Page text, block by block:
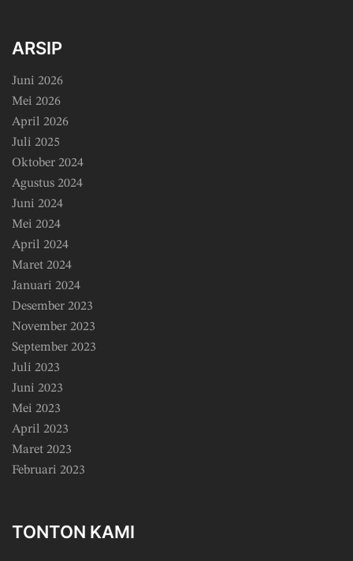
ARSIP
Juni 2026
Mei 2026
April 2026
Juli 2025
Oktober 2024
Agustus 2024
Juni 2024
Mei 2024
April 2024
Maret 2024
Januari 2024
Desember 2023
November 2023
September 2023
Juli 2023
Juni 2023
Mei 2023
April 2023
Maret 2023
Februari 2023
TONTON KAMI